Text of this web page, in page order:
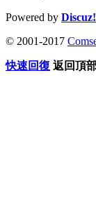
Powered by Discuz!
© 2001-2017
快速回復 返回頂